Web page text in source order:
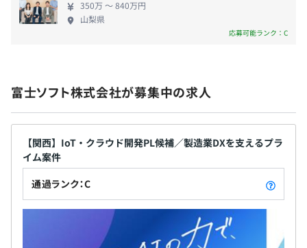
無期雇用
6カ月（条件などの変更はありません）
られています。 健康経営優良法人 テレワーク先
駆者百選 プラチナくるみん えるぼし3段階目
350万 〜 840万円
山梨県
応募可能ランク：C
富士ソフト株式会社が募集中の求人
【関西】IoT・クラウド開発PL候補／製造業DXを支えるプラ
イム案件
通過ランク：C